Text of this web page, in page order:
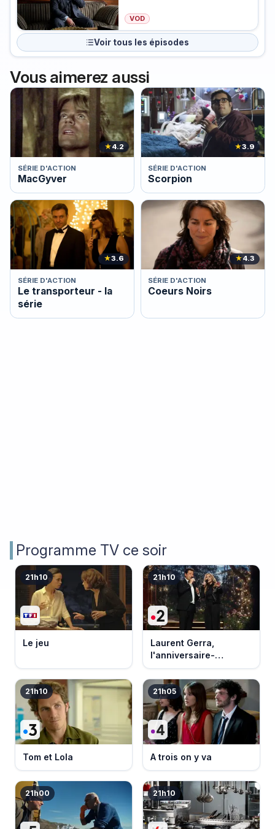
VOD
Voir tous les épisodes
Vous aimerez aussi
★4.2
SÉRIE D'ACTION
MacGyver
★3.9
SÉRIE D'ACTION
Scorpion
★3.6
SÉRIE D'ACTION
Le transporteur - la
série
★4.3
SÉRIE D'ACTION
Coeurs Noirs
Programme TV ce soir
21h10
Le jeu
21h10
Laurent Gerra,
l'anniversaire-
événement
21h10
Tom et Lola
21h05
A trois on y va
21h00 21h10